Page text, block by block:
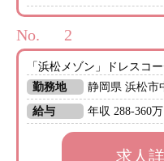
No.
「浜松メゾン」ドレスコ
勤務地
静岡県 浜松市
給与
年収 288-360
求人